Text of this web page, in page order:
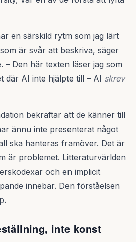
en särskild rytm som jag lärt
är svår att beskriva, säger
– Den här texten läser jag som
där AI inte hjälpte till – AI skrev
bekräftar att de känner till
ännu inte presenterat något
ska hanteras framöver. Det är
är problemet. Litteraturvärlden
och en implicit
innebär. Den förståelsen
inte konst